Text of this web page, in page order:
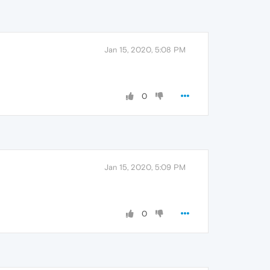
Jan 15, 2020, 5:08 PM
0
Jan 15, 2020, 5:09 PM
0